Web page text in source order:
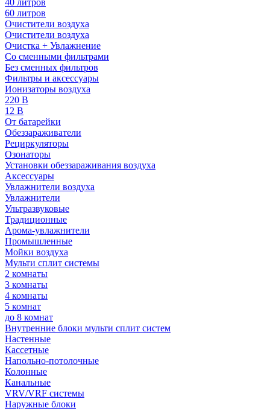
40 литров
60 литров
Очистители воздуха
Очистители воздуха
Очистка + Увлажнение
Cо сменными фильтрами
Без сменных фильтров
Фильтры и аксессуары
Ионизаторы воздуха
220 В
12 В
От батарейки
Обеззараживатели
Рециркуляторы
Озонаторы
Установки обеззараживания воздуха
Аксессуары
Увлажнители воздуха
Увлажнители
Ультразвуковые
Традиционные
Арома-увлажнители
Промышленные
Мойки воздуха
Мульти сплит системы
2 комнаты
3 комнаты
4 комнаты
5 комнат
до 8 комнат
Внутренние блоки мульти сплит систем
Настенные
Кассетные
Напольно-потолочные
Колонные
Канальные
VRV/VRF системы
Наружные блоки